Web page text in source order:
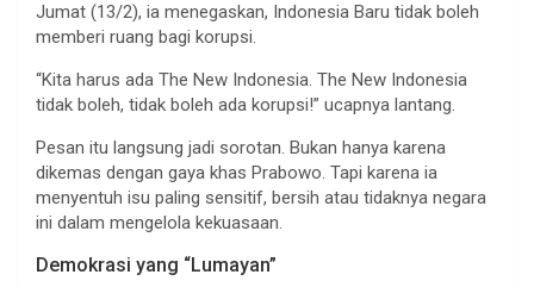
Jumat (13/2), ia menegaskan, Indonesia Baru tidak boleh
memberi ruang bagi korupsi.
“Kita harus ada The New Indonesia. The New Indonesia
tidak boleh, tidak boleh ada korupsi!” ucapnya lantang.
Pesan itu langsung jadi sorotan. Bukan hanya karena
dikemas dengan gaya khas Prabowo. Tapi karena ia
menyentuh isu paling sensitif, bersih atau tidaknya negara
ini dalam mengelola kekuasaan.
Demokrasi yang “Lumayan”